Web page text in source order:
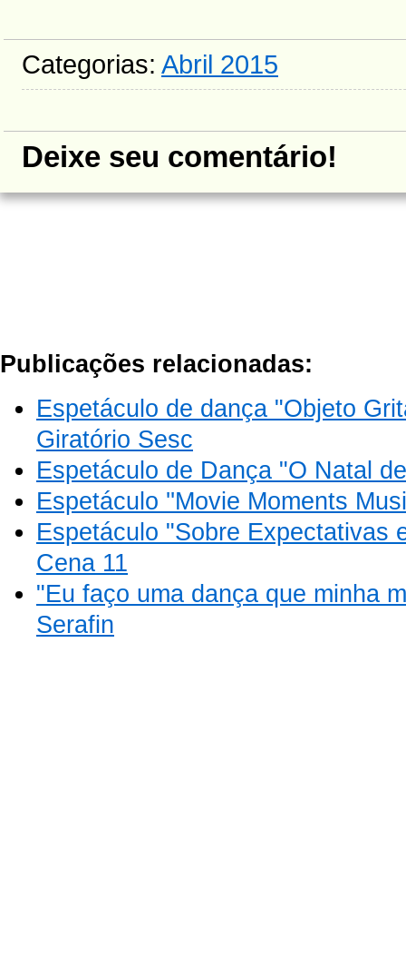
Categorias: Abril 2015
Deixe seu comentário!
Publicações relacionadas:
Espetáculo de dança "Objeto
Giratório Sesc
Espetáculo de Dança "O Natal
Espetáculo ''Movie Moments
Espetáculo "Sobre Expectativas
Cena 11
"Eu faço uma dança que minha
Serafin